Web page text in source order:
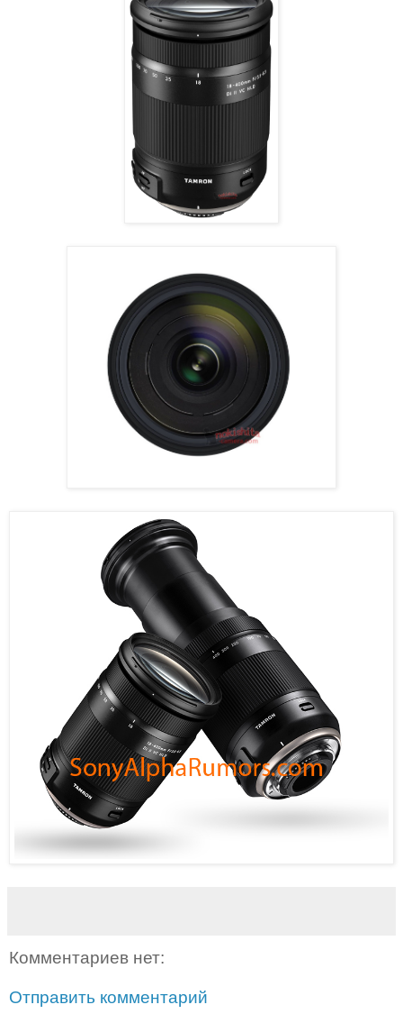
Комментариев нет:
Отправить комментарий